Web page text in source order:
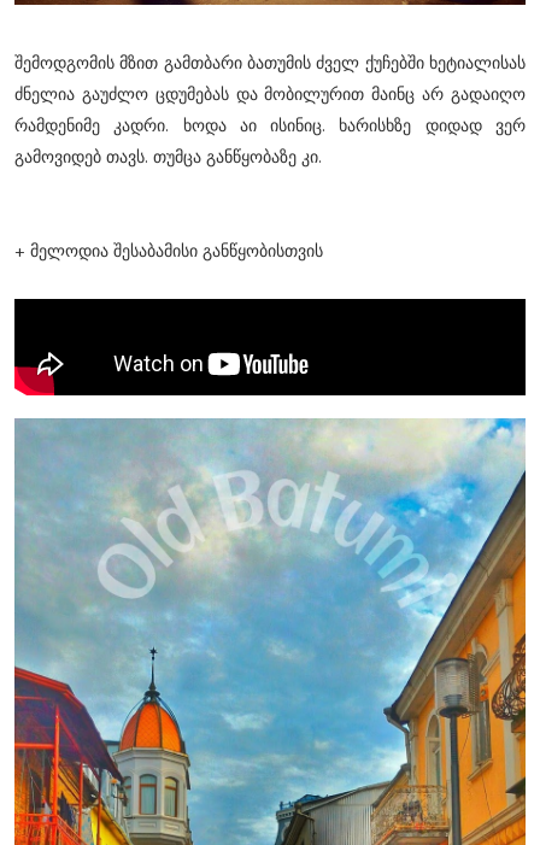
შემოდგომის მზით გამთბარი ბათუმის ძველ ქუჩებში ხეტიალისას
ძნელია გაუძლო ცდუმებას და მობილურით მაინც არ გადაიღო
რამდენიმე კადრი. ხოდა აი ისინიც. ხარისხზე დიდად ვერ
გამოვიდებ თავს. თუმცა განწყობაზე კი.
+ მელოდია შესაბამისი განწყობისთვის